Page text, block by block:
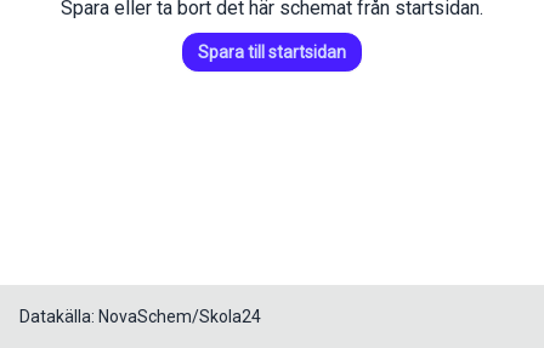
Spara eller ta bort det här schemat från startsidan.
Spara till startsidan
Datakälla: NovaSchem/Skola24